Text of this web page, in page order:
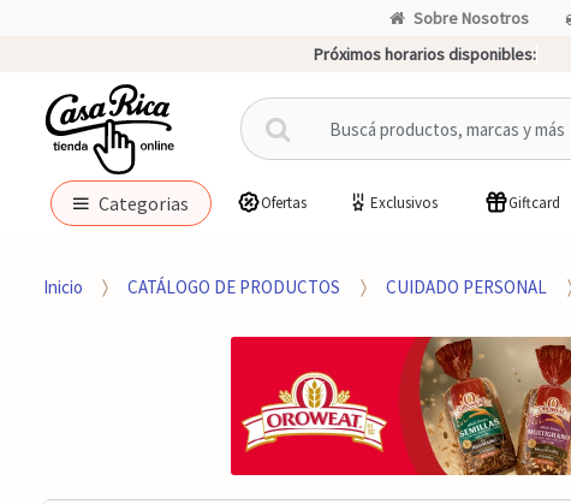
Sobre Nosotros
Próximos horarios disponibles:
B
u
c
p
r
Categorias Ofertas Exclusivos Giftcard
Inicio CATÁLOGO DE PRODUCTOS CUIDADO PERSONAL